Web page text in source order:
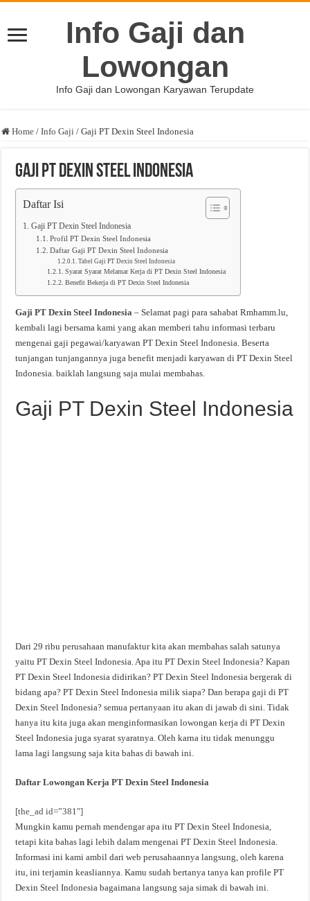
Info Gaji dan
Lowongan
Info Gaji dan Lowongan Karyawan Terupdate
Home / Info Gaji / Gaji PT Dexin Steel Indonesia
Gaji PT Dexin Steel Indonesia
Daftar Isi
Gaji PT Dexin Steel Indonesia
Profil PT Dexin Steel Indonesia
Daftar Gaji PT Dexin Steel Indonesia
Tabel Gaji PT Dexin Steel Indonesia
Syarat Syarat Melamar Kerja di PT Dexin Steel Indonesia
Benefit Bekerja di PT Dexin Steel Indonesia
Gaji PT Dexin Steel Indonesia – Selamat pagi para sahabat Rmhamm.lu,
kembali lagi bersama kami yang akan memberi tahu informasi terbaru
mengenai gaji pegawai/karyawan PT Dexin Steel Indonesia. Beserta
tunjangan tunjangannya juga benefit menjadi karyawan di PT Dexin Steel
Indonesia. baiklah langsung saja mulai membahas.
Gaji PT Dexin Steel Indonesia
Dari 29 ribu perusahaan manufaktur kita akan membahas salah satunya
yaitu PT Dexin Steel Indonesia. Apa itu PT Dexin Steel Indonesia? Kapan
PT Dexin Steel Indonesia didirikan? PT Dexin Steel Indonesia bergerak di
bidang apa? PT Dexin Steel Indonesia milik siapa? Dan berapa gaji di PT
Dexin Steel Indonesia? semua pertanyaan itu akan di jawab di sini. Tidak
hanya itu kita juga akan menginformasikan lowongan kerja di PT Dexin
Steel Indonesia juga syarat syaratnya. Oleh karna itu tidak menunggu
lama lagi langsung saja kita bahas di bawah ini.
Daftar Lowongan KerjaPT Dexin Steel Indonesia
[the_ad id=”381″]
Mungkin kamu pernah mendengar apa itu PT Dexin Steel Indonesia,
tetapi kita bahas lagi lebih dalam mengenai PT Dexin Steel Indonesia.
Informasi ini kami ambil dari web perusahaannya langsung, oleh karena
itu, ini terjamin keasliannya. Kamu sudah bertanya tanya kan profile PT
Dexin Steel Indonesia bagaimana langsung saja simak di bawah ini.